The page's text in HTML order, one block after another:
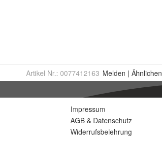
Artikel Nr.: 0077412163 Melden | Ähnlichen
Impressum
AGB & Datenschutz
Widerrufsbelehrung